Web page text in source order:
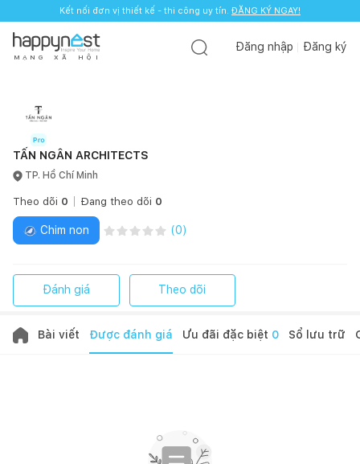
Kết nối đơn vị thiết kế - thi công uy tín. ĐĂNG KÝ NGAY!
M Ạ N G X Ã H Ộ I
Đăng nhập Đăng ký
TẤN NGÂN ARCHITECTS
TP. Hồ Chí Minh
Theo dõi 0 Đang theo dõi 0
Chim non (0)
Đánh giá Theo dõi
Bài viết Được đánh giá Ưu đãi đặc biệt 0 Sổ lưu trữ